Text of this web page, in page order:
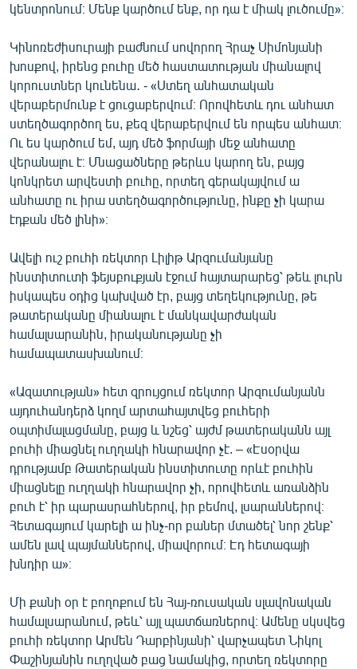
կենտրոնում։ Մենք կարծում ենք, որ դա է միակ լուծումը»։
Կինոռեժիսուրայի բաժնում սովորող Հրաչ Սիմոնյանի
խոսքով, իրենց բուհը մեծ հաստատության միանալով
կորուստներ կունենա․ - «Ստեղ անհատական
վերաբերմունք է ցուցաբերվում։ Որովհետև դու անհատ
ստեղծագործող ես, քեզ վերաբերվում են որպես անհատ։
Ու ես կարծում եմ, այդ մեծ ֆորմայի մեջ անհատը
վերանալու է։ Մնացածները թերևս կարող են, բայց
կոնկրետ արվեստի բուհը, որտեղ գերակայվում ա
անհատը ու իրա ստեղծագործությունը, ինքը չի կարա
էդքան մեծ լինի»։
Ավելի ուշ բուհի ռեկտոր Լիլիթ Արզումանյանը
ինստիտուտի ֆեյսբուքյան էջում հայտարարեց՝ թեև լուրն
իսկապես օդից կախված էր, բայց տեղեկությունը, թե
թատերականը միանալու է մանկավարժական
համալսարանին, իրականությանը չի
համապատասխանում։
«Ազատության» հետ զրույցում ռեկտոր Արզումանյանն
այդուհանդերձ կողմ արտահայտվեց բուհերի
օպտիմալացմանը, բայց և նշեց՝ այժմ թատերականն այլ
բուհի միացնել ուղղակի հնարավոր չէ. – «Էսօրվա
դրությամբ Թատերական ինստիտուտը որևէ բուհին
միացնելը ուղղակի հնարավոր չի, որովհետև առանձին
բուհ է՝ իր պարասրահներով, իր բեմով, լսարաններով։
Հետագայում կարելի ա ինչ-որ բաներ մտածել՝ նոր շենք՝
ամեն լավ պայմաններով, միավորում։ Էդ հետագայի
խնդիր ա»։
Մի քանի օր է բողոքում են Հայ-ռուսական սլավոնական
համալսարանում, թեև՝ այլ պատճառներով։ Ամենը սկսվեց
բուհի ռեկտոր Արմեն Դարբինյանի՝ վարչապետ Նիկոլ
Փաշինյանին ուղղված բաց նամակից, որտեղ ռեկտորը